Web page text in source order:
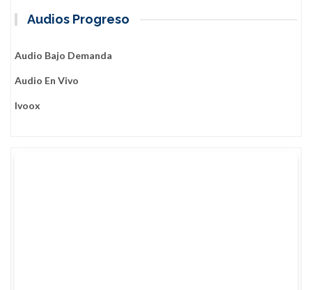
Audios Progreso
Audio Bajo Demanda
Audio En Vivo
Ivoox